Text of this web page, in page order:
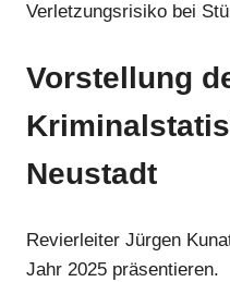
Verletzungsrisiko bei
Vorstellung
Neustadt
Revierleiter Jürgen
Jahr 2025 präsentieren.